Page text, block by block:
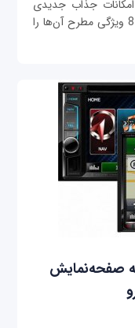
جذاب جدیدی
برای ارتقا کیفیت تصویر دارند که در ادامه 8 ویژگی مطرح آن‌ها را
صفحه‌نمایش